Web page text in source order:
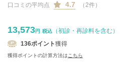
口コミの平均点 4.7 （2件）
13,573円 税込
（初診・再診料を含む）
136ポイント獲得
獲得ポイントの計算方法はこちら